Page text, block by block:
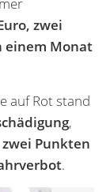
zwei
einem Monat
auf Rot stand
,
zwei Punkten
.